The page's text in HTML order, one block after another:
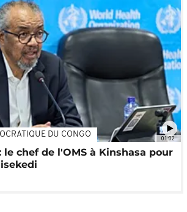
01:02
DU CONGO
le chef de l'OMS à Kinshasa pour